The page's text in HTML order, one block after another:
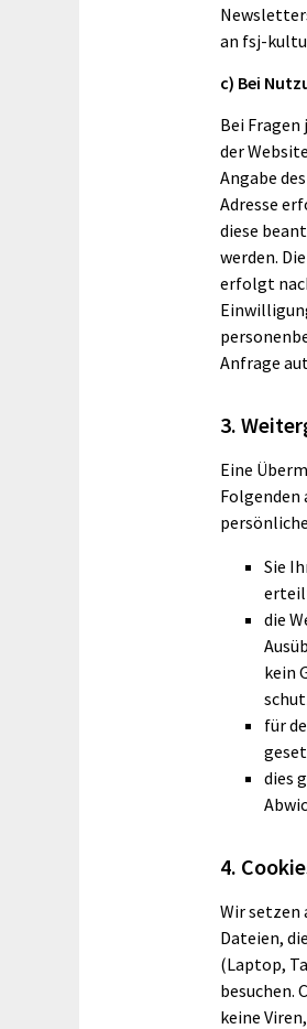
an fsj-
c) Bei
Bei
der
Angabe
Adresse
diese
werden.
erfolgt
Anfrage
3.
Eine
Sie
die
kein
für
dies
4.
Wir setzen
Dateien,
(Laptop,
besuchen.
keine